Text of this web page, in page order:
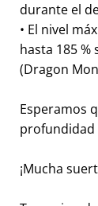
durante el
• El nivel
hasta 185 %
(Dragon
Esperamos
profundidad
¡Mucha